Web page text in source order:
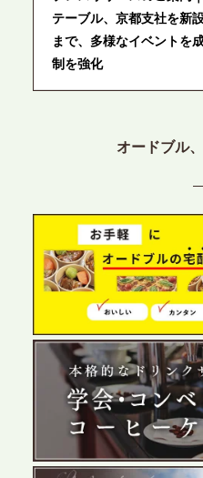
テーブル、京都支社を新
まで、多様なイベントを
制を強化
プレスリリースのご案内
目の展開で、拡大する出
2026.6.4
プレスリリースのご案内
の離職防止に。オフィス
う「お祭りケータリング
2026.5.29
プレスリリースのご案内
テーブル、群馬前橋支社
展開が進む前橋エリアの
なサービスで各種イベン
オードブル